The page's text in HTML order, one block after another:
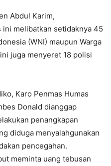
Abdul Karim,
ini melibatkan setidaknya 45
(WNI) maupun Warga
juga menyeret 18 polisi
Karo Penmas Humas
Donald dianggap
penangkapan
diduga menyalahgunakan
pencegahan.
meminta uang tebusan